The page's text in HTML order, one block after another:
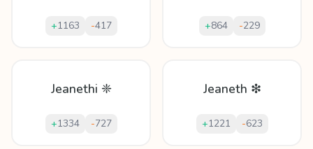
+1163 -417 +864 -229
Jeanethi ❈
+1334 -727
Jeaneth ❇
+1221 -623